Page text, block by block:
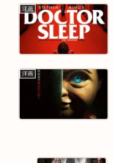
洋画
洋画